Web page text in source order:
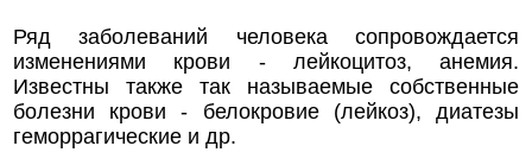
Ряд заболеваний человека сопровождается
изменениями крови - лейкоцитоз, анемия.
Известны также так называемые собственные
болезни крови - белокровие (лейкоз), диатезы
геморрагические и др.